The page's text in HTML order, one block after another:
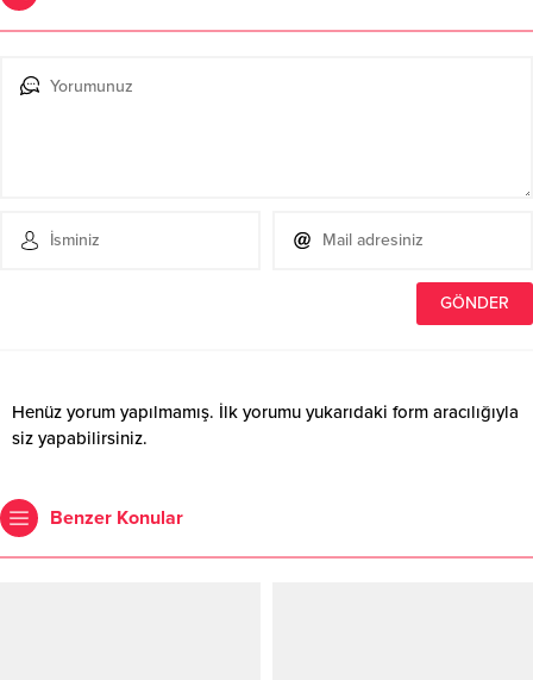
Henüz yorum yapılmamış. İlk yorumu yukarıdaki form aracılığıyla
siz yapabilirsiniz.
Benzer Konular